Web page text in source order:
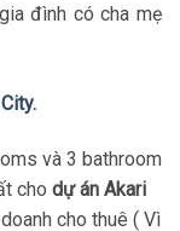
đình có cha mẹ
.
và 3 bathroom
cho dự án Akari
cho thuê ( Vì